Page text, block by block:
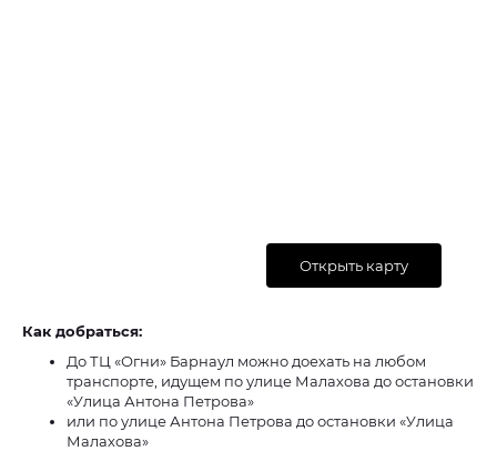
Открыть карту
Как добраться:
До ТЦ «Огни» Барнаул можно доехать на любом
транспорте, идущем по улице Малахова до остановки
«Улица Антона Петрова»
или по улице Антона Петрова до остановки «Улица
Малахова»